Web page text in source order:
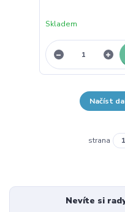
Skladem
Načíst
strana
Nevíte si